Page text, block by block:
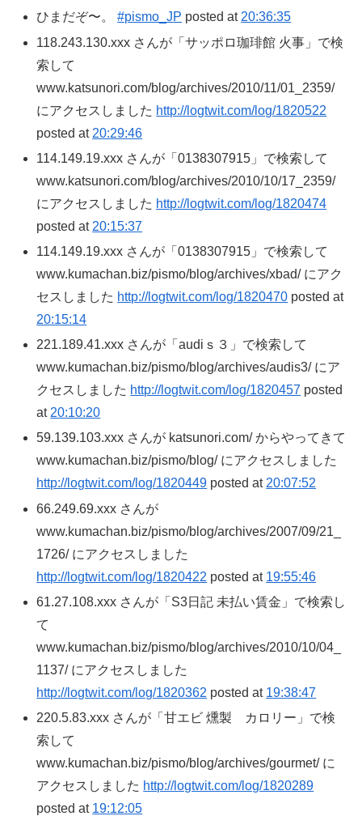
ひまだぞ〜。#pismo_JP posted at 20:36:35
118.243.130.xxx さんが「サッポロ珈琲館 火事」で検
索して
www.katsunori.com/blog/archives/2010/11/01_2359/
にアクセスしました http://logtwit.com/log/1820522
posted at 20:29:46
114.149.19.xxx さんが「0138307915」で検索して
www.katsunori.com/blog/archives/2010/10/17_2359/
にアクセスしました http://logtwit.com/log/1820474
posted at 20:15:37
114.149.19.xxx さんが「0138307915」で検索して
www.kumachan.biz/pismo/blog/archives/xbad/ にアク
セスしました http://logtwit.com/log/1820470 posted at
20:15:14
221.189.41.xxx さんが「audiｓ３」で検索して
www.kumachan.biz/pismo/blog/archives/audis3/ にア
クセスしました http://logtwit.com/log/1820457 posted
at 20:10:20
59.139.103.xxx さんが katsunori.com/ からやってきて
www.kumachan.biz/pismo/blog/ にアクセスしました
http://logtwit.com/log/1820449 posted at 20:07:52
66.249.69.xxx さんが
www.kumachan.biz/pismo/blog/archives/2007/09/21_
1726/ にアクセスしました
http://logtwit.com/log/1820422 posted at 19:55:46
61.27.108.xxx さんが「S3日記 未払い賃金」で検索し
て
www.kumachan.biz/pismo/blog/archives/2010/10/04_
1137/ にアクセスしました
http://logtwit.com/log/1820362 posted at 19:38:47
220.5.83.xxx さんが「甘エビ 燻製 カロリー」で検
索して
www.kumachan.biz/pismo/blog/archives/gourmet/ に
アクセスしました http://logtwit.com/log/1820289
posted at 19:12:05